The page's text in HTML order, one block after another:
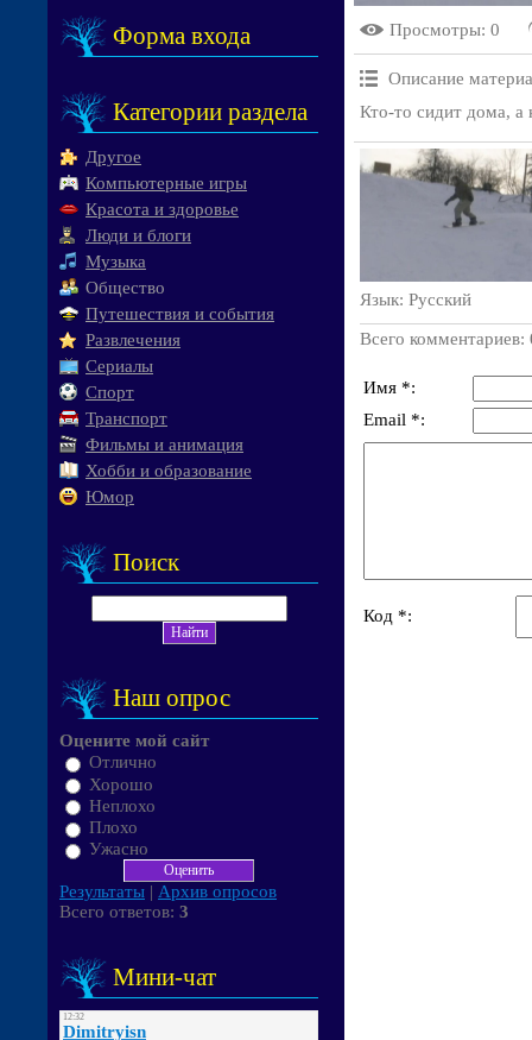
Форма входа
Категории раздела
Другое
Компьютерные игры
Красота и здоровье
Люди и блоги
Музыка
Общество
Путешествия и события
Развлечения
Сериалы
Спорт
Транспорт
Фильмы и анимация
Хобби и образование
Юмор
Поиск
Наш опрос
Оцените мой сайт
Отлично
Хорошо
Неплохо
Плохо
Ужасно
Результаты | Архив опросов
Всего ответов: 3
Мини-чат
Просмотры: 0
Описание
Кто-то сидит дома, а
Язык: Русский
Всего комментариев:
Имя *:
Email *:
Код *: